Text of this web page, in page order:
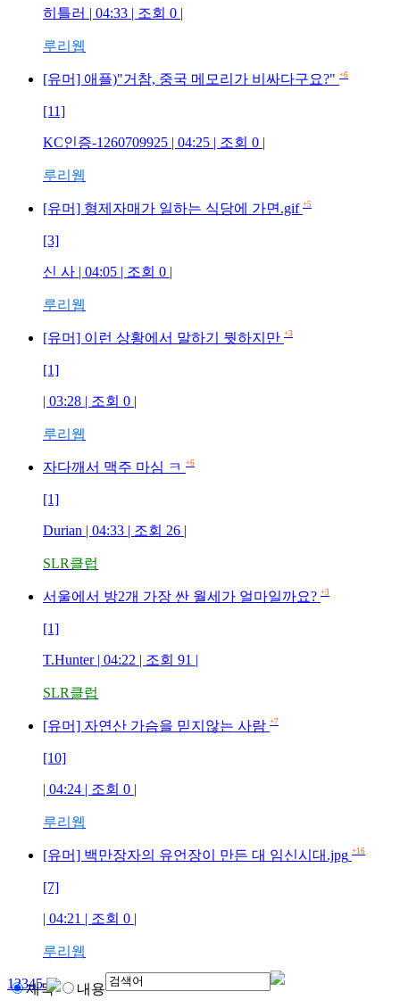
히틀러 | 04:33 | 조회 0 |
루리웹
[유머] 애플)"거참, 중국 메모리가 비싸다구요?" +6
[11]
KC인증-1260709925 | 04:25 | 조회 0 |
루리웹
[유머] 형제자매가 일하는 식당에 가면.gif +5
[3]
신 사 | 04:05 | 조회 0 |
루리웹
[유머] 이런 상황에서 말하기 뭣하지만 +3
[1]
| 03:28 | 조회 0 |
루리웹
자다깨서 맥주 마심 ㅋ +6
[1]
Durian | 04:33 | 조회 26 |
SLR클럽
서울에서 방2개 가장 싼 월세가 얼마일까요? +3
[1]
T.Hunter | 04:22 | 조회 91 |
SLR클럽
[유머] 자연산 가슴을 믿지않는 사람 +7
[10]
| 04:24 | 조회 0 |
루리웹
[유머] 백만장자의 유언장이 만든 대 임신시대.jpg +16
[7]
| 04:21 | 조회 0 |
루리웹
12345
제목 내용